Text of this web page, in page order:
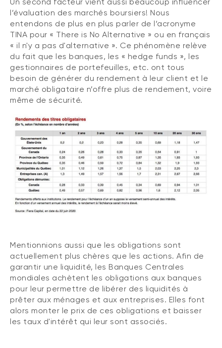
l’évaluation des marchés boursiers! Nous
entendons de plus en plus parler de l’acronyme
TINA pour « There is No Alternative » ou en français
« il n'y a pas d'alternative ». Ce phénomène relève
du fait que les banques, les « hedge funds », les
gestionnaires de portefeuilles, etc. ont tous
besoin de générer du rendement à leur client et le
marché obligataire n’offre plus de rendement, voire
même de sécurité.
Mentionnions aussi que les obligations sont
actuellement plus chères que les actions. Afin de
garantir une liquidité, les Banques Centrales
mondiales achètent les obligations aux banques
pour leur permettre de libérer des liquidités à
prêter aux ménages et aux entreprises. Elles font
alors monter le prix de ces obligations et baisser
les taux d'intérêt qui leur sont associés.